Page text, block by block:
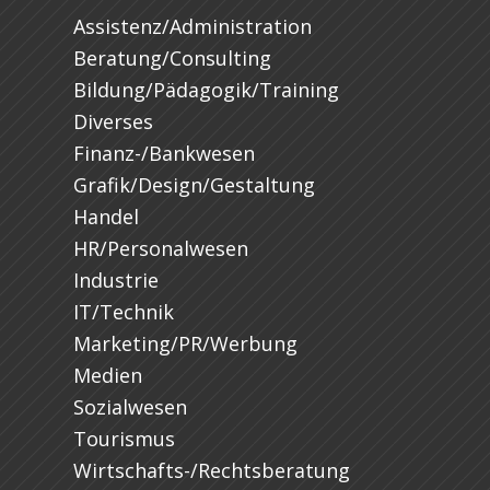
Assistenz/Administration
Beratung/Consulting
Bildung/Pädagogik/Training
Diverses
Finanz-/Bankwesen
Grafik/Design/Gestaltung
Handel
HR/Personalwesen
Industrie
IT/Technik
Marketing/PR/Werbung
Medien
Sozialwesen
Tourismus
Wirtschafts-/Rechtsberatung